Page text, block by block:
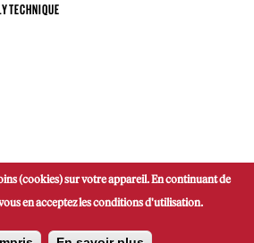
(cookies) sur votre appareil. En continuant de
en acceptez les conditions d'utilisation.